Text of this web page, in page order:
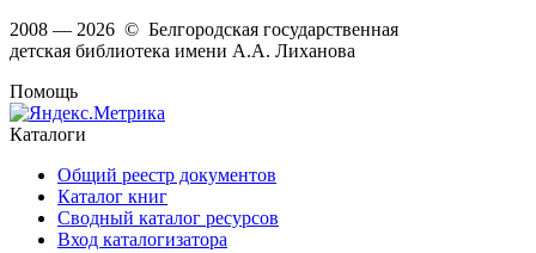
2008 — 2026 © Белгородская государственная
детская библиотека имени А.А. Лиханова
Помощь
Каталоги
Общий реестр документов
Каталог книг
Сводный каталог ресурсов
Вход каталогизатора